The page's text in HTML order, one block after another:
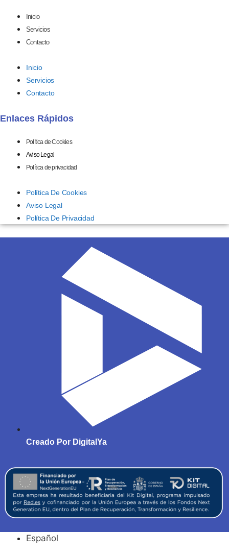
Inicio
Servicios
Contacto
Inicio
Servicios
Contacto
Enlaces Rápidos
Política de Cookies
Aviso Legal
Política de privacidad
Política De Cookies
Aviso Legal
Política De Privacidad
Creado Por DigitalYa
Español